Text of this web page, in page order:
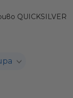
QUICKSILVER